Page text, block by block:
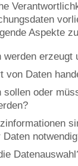
Aspekte
werden erzeugt
von Daten
sollen oder
Daten